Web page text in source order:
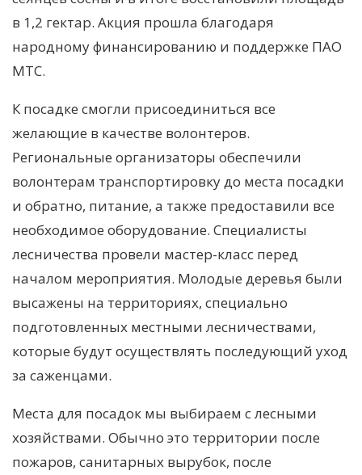
в 1,2 гектар. Акция прошла благодаря
народному финансированию и поддержке ПАО
МТС.
К посадке смогли присоединиться все
желающие в качестве волонтеров.
Региональные организаторы обеспечили
волонтерам транспортировку до места посадки
и обратно, питание, а также предоставили все
необходимое оборудование. Специалисты
лесничества провели мастер-класс перед
началом мероприятия. Молодые деревья были
высажены на территориях, специально
подготовленных местными лесничествами,
которые будут осуществлять последующий уход
за саженцами.
Места для посадок мы выбираем с лесными
хозяйствами. Обычно это территории после
пожаров, санитарных вырубок, после